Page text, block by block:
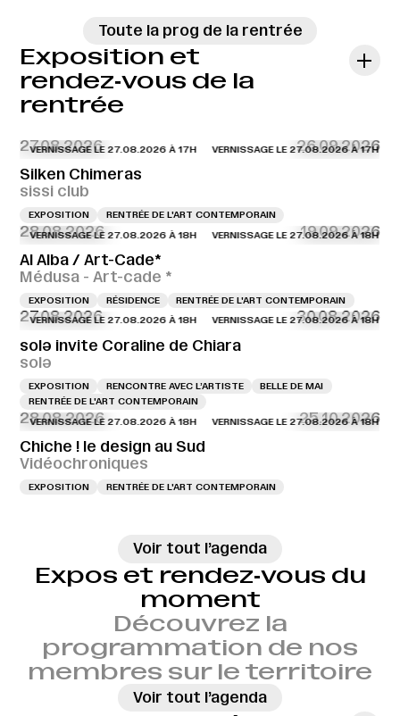
Toute la prog de la rentrée
Exposition et
rendez‑vous de la
rentrée
27.08.2026 26.09.2026
VERNISSAGE LE 27.08.2026 À 17H VERNISSAGE LE 27.08.2026 À 17H
Silken Chimeras
sissi club
EXPOSITION RENTRÉE DE L'ART CONTEMPORAIN
28.08.2026 19.09.2026
VERNISSAGE LE 27.08.2026 À 18H VERNISSAGE LE 27.08.2026 À 18H
Al Alba / Art-Cade*
Médusa - Art-cade *
EXPOSITION RÉSIDENCE RENTRÉE DE L'ART CONTEMPORAIN
27.08.2026 30.08.2026
VERNISSAGE LE 27.08.2026 À 18H VERNISSAGE LE 27.08.2026 À 18H
solə invite Coraline de Chiara
solə
EXPOSITION RENCONTRE AVEC L’ARTISTE
BELLE DE MAI
RENTRÉE DE L'ART CONTEMPORAIN
28.08.2026 25.10.2026
VERNISSAGE LE 27.08.2026 À 18H VERNISSAGE LE 27.08.2026 À 18H
Chiche ! le design au Sud
Vidéochroniques
EXPOSITION RENTRÉE DE L'ART CONTEMPORAIN
Voir tout l’agenda
Expos et rendez‑vous du
moment
Découvrez la
programmation de nos
membres sur le territoire
Voir tout l’agenda